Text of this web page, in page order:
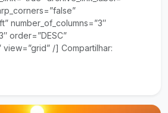
number_of_columns=”3″
order=”DESC”
/] Compartilhar: